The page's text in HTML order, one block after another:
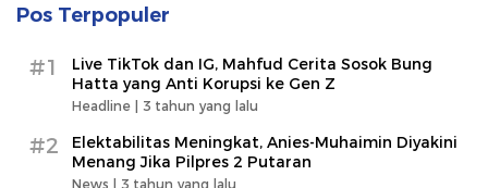
Pos Terpopuler
#1
Live TikTok dan IG, Mahfud Cerita Sosok Bung
Hatta yang Anti Korupsi ke Gen Z
Headline | 3 tahun yang lalu
#2
Elektabilitas Meningkat, Anies-Muhaimin Diyakini
Menang Jika Pilpres 2 Putaran
News | 3 tahun yang lalu